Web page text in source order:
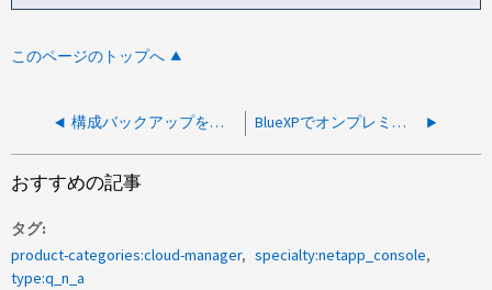
このページのトップへ
構成バックアップを表示するためのコネクタ/ BlueXPのパスを教えてください BlueXPでオンプレミスクラスタの管理者パスワードを変更する場合は、どうすればよいですか？
おすすめの記事
タグ
product-categories:cloud-manager
specialty:netapp_console
type:q_n_a